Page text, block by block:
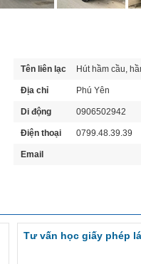
Tên liên lạc Hút hầm cầu,
Địa chỉ Phú Yên
Di động 0906502942
Điện thoại 0799.48.39.39
Email
Tư vấn học giấy phép